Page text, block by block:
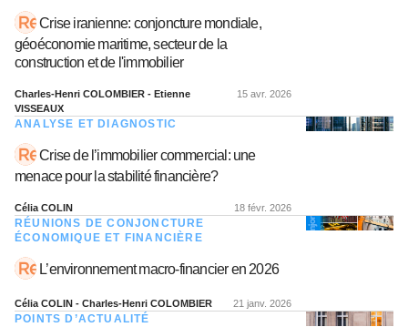
Crise iranienne: conjoncture mondiale,
géoéconomie maritime, secteur de la
construction et de l'immobilier
Charles-Henri COLOMBIER - Etienne
VISSEAUX
15 avr. 2026
ANALYSE ET DIAGNOSTIC
Crise de l’immobilier commercial: une
menace pour la stabilité financière?
Célia COLIN 18 févr. 2026
RÉUNIONS DE CONJONCTURE
ÉCONOMIQUE ET FINANCIÈRE
L’environnement macro-financier en 2026
Célia COLIN - Charles-Henri COLOMBIER 21 janv. 2026
POINTS D’ACTUALITÉ